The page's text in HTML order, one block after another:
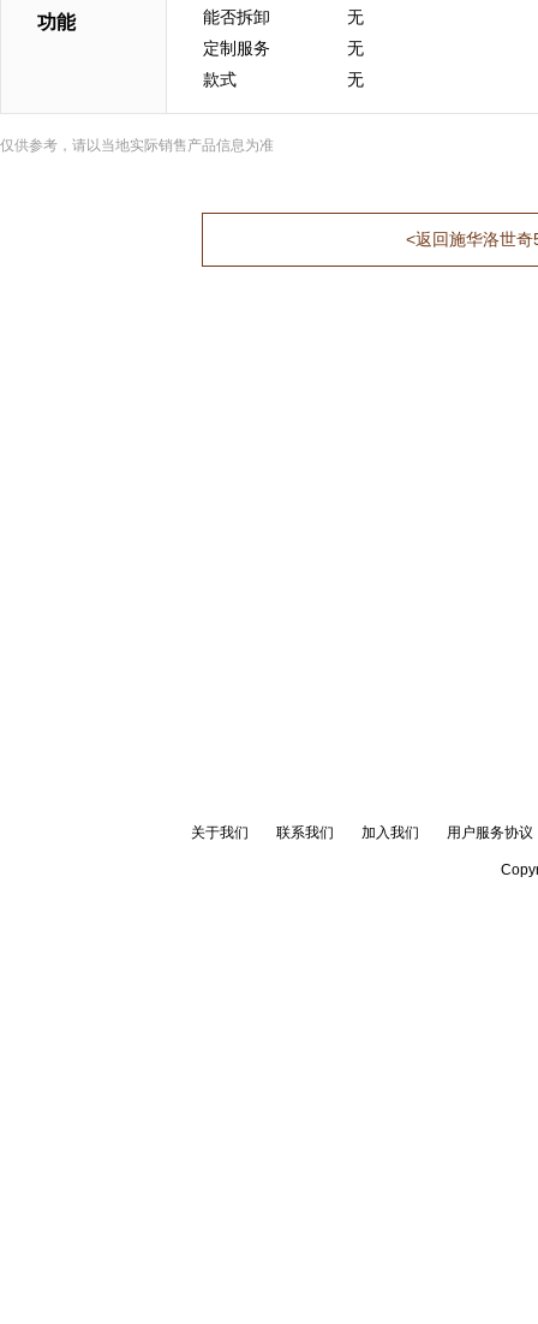
功能 能否拆卸
无
定制服务
无
款式
无
仅供参考，请以当地实际销售产品信息为准
<返回施华洛世
关于我们 联系我们 加入我们 用户服务协议